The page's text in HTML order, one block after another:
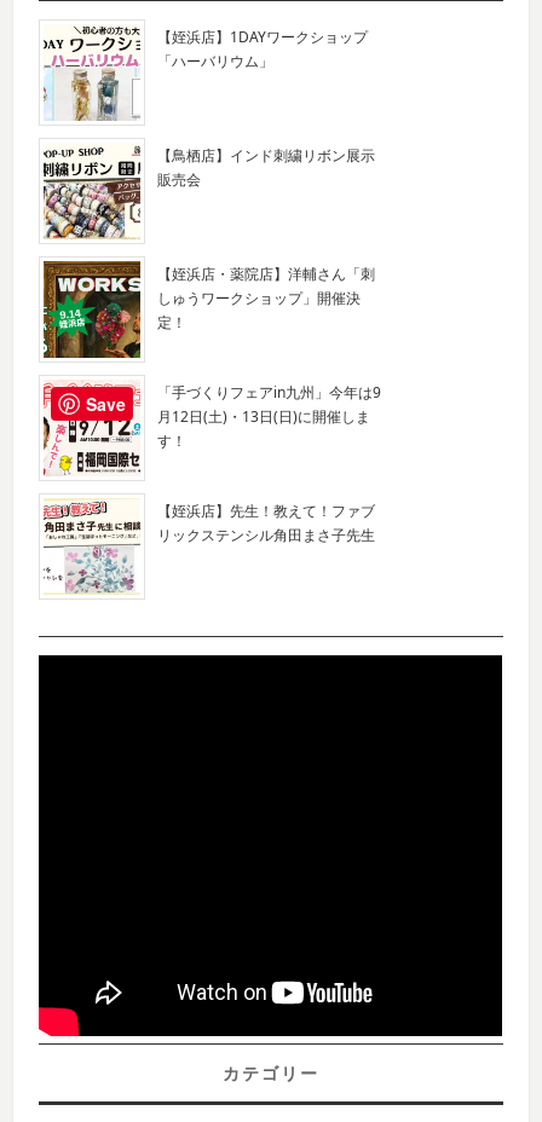
【姪浜店】1DAYワークショップ
「ハーバリウム」
【鳥栖店】インド刺繍リボン展示
販売会
【姪浜店・薬院店】洋輔さん「刺
しゅうワークショップ」開催決
定！
「手づくりフェアin九州」今年は9
月12日(土)・13日(日)に開催しま
す！
【姪浜店】先生！教えて！ファブ
リックステンシル角田まさ子先生
カテゴリー
Save